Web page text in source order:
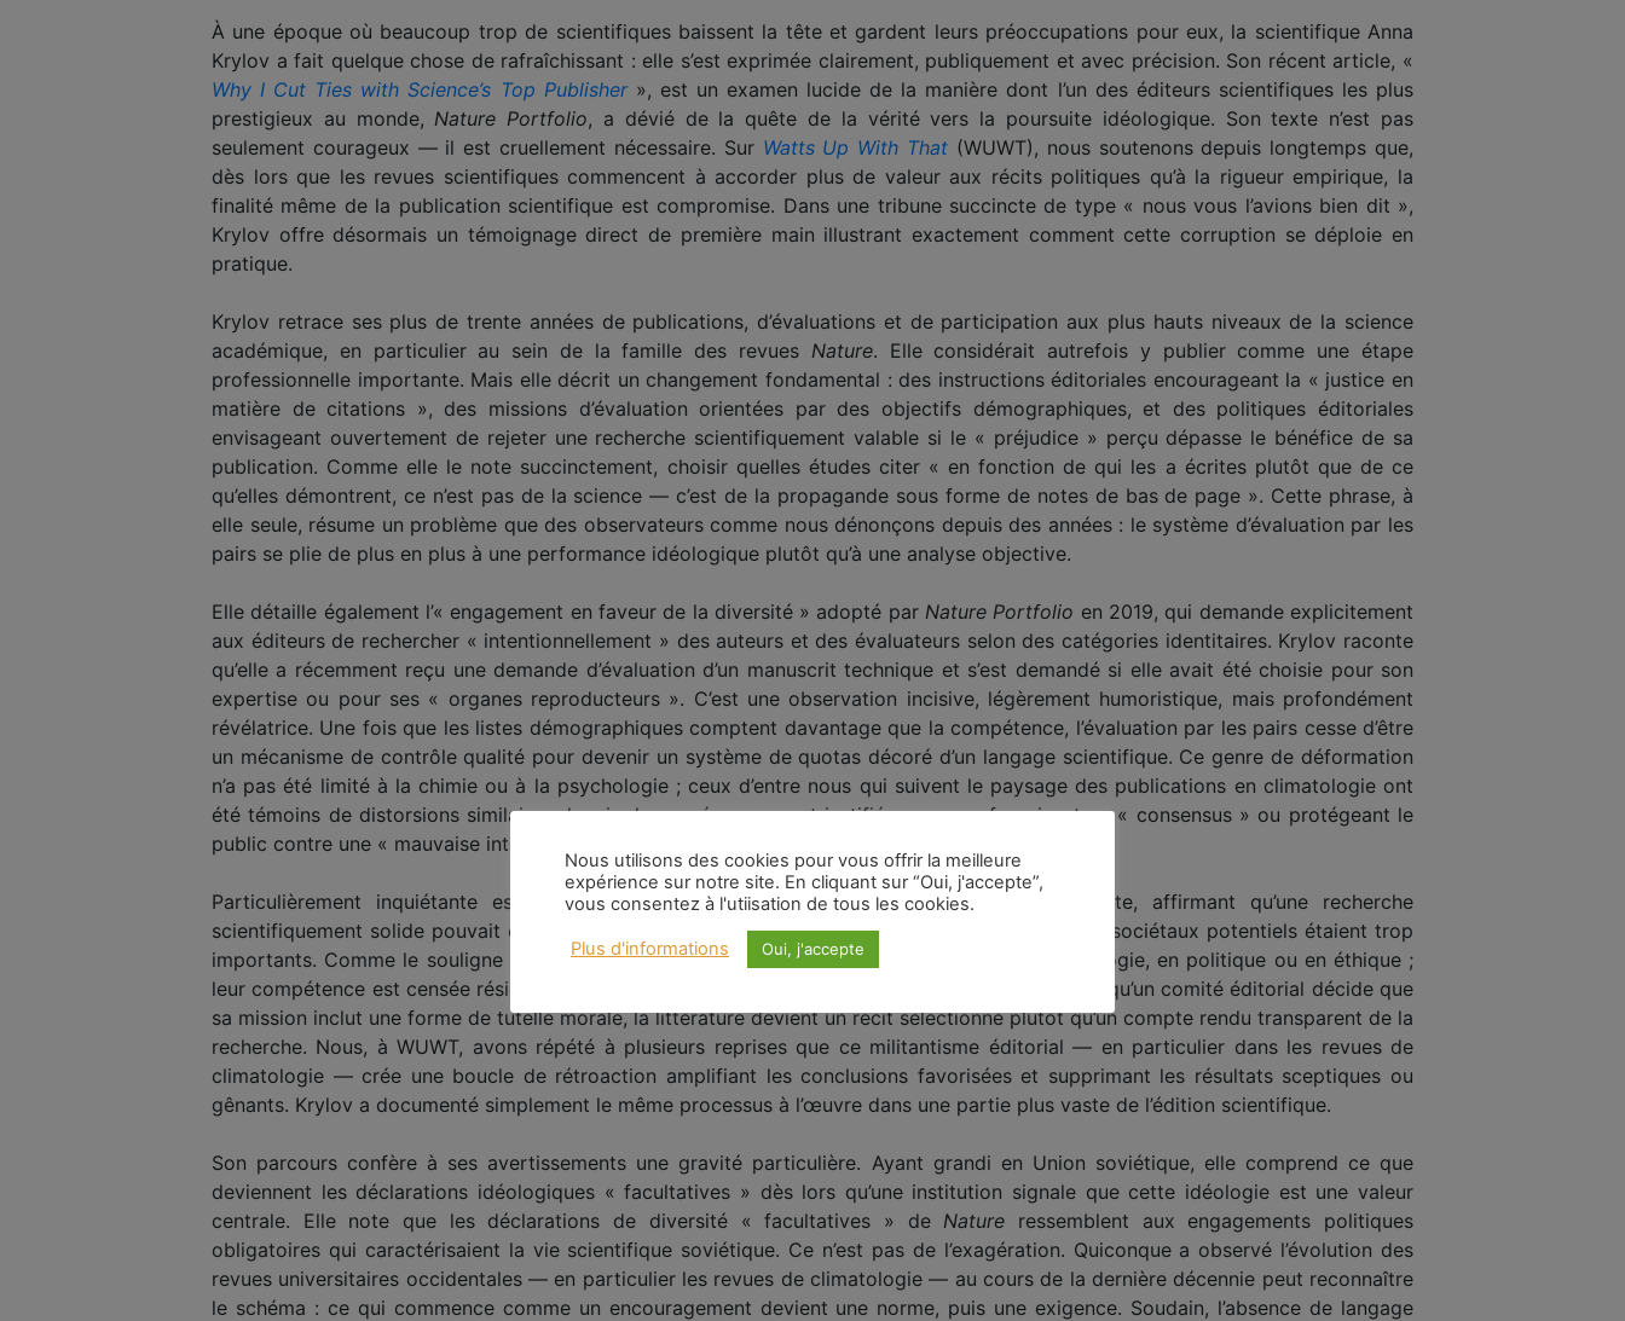
À une époque où beaucoup trop de scientifiques baissent la tête et gardent leurs préoccupations pour eux, la scientifique Anna
Krylov a fait quelque chose de rafraîchissant : elle s’est exprimée clairement, publiquement et avec précision. Son récent article, «
Why I Cut Ties with Science’s Top Publisher», est un examen lucide de la manière dont l’un des éditeurs scientifiques les plus
prestigieux au monde, Nature Portfolio, a dévié de la quête de la vérité vers la poursuite idéologique. Son texte n’est pas
seulement courageux — il est cruellement nécessaire. Sur Watts Up With That (WUWT), nous soutenons depuis longtemps que,
dès lors que les revues scientifiques commencent à accorder plus de valeur aux récits politiques qu’à la rigueur empirique, la
finalité même de la publication scientifique est compromise. Dans une tribune succincte de type « nous vous l’avions bien dit »,
Krylov offre désormais un témoignage direct de première main illustrant exactement comment cette corruption se déploie en
pratique.
Krylov retrace ses plus de trente années de publications, d’évaluations et de participation aux plus hauts niveaux de la science
académique, en particulier au sein de la famille des revues Nature. Elle considérait autrefois y publier comme une étape
professionnelle importante. Mais elle décrit un changement fondamental : des instructions éditoriales encourageant la « justice en
matière de citations », des missions d’évaluation orientées par des objectifs démographiques, et des politiques éditoriales
envisageant ouvertement de rejeter une recherche scientifiquement valable si le « préjudice » perçu dépasse le bénéfice de sa
publication. Comme elle le note succinctement, choisir quelles études citer « en fonction de qui les a écrites plutôt que de ce
qu’elles démontrent, ce n’est pas de la science — c’est de la propagande sous forme de notes de bas de page ». Cette phrase, à
elle seule, résume un problème que des observateurs comme nous dénonçons depuis des années : le système d’évaluation par les
pairs se plie de plus en plus à une performance idéologique plutôt qu’à une analyse objective.
Elle détaille également l’« engagement en faveur de la diversité » adopté par Nature Portfolio en 2019, qui demande explicitement
aux éditeurs de rechercher « intentionnellement » des auteurs et des évaluateurs selon des catégories identitaires. Krylov raconte
qu’elle a récemment reçu une demande d’évaluation d’un manuscrit technique et s’est demandé si elle avait été choisie pour son
expertise ou pour ses « organes reproducteurs ». C’est une observation incisive, légèrement humoristique, mais profondément
révélatrice. Une fois que les listes démographiques comptent davantage que la compétence, l’évaluation par les pairs cesse d’être
un mécanisme de contrôle qualité pour devenir un système de quotas décoré d’un langage scientifique. Ce genre de déformation
n’a pas été limité à la chimie ou à la psychologie ; ceux d’entre nous qui suivent le paysage des publications en climatologie ont
été témoins de distorsions similaires depuis des années, souvent justifiées comme favorisant un « consensus » ou protégeant le
public contre une « mauvaise interprétation ».
Particulièrement inquiétante est la tribune deNature Human Behaviorde 2022 qu’elle cite, affirmant qu’une recherche
scientifiquement solide pouvait être rejetée si les éditeurs considéraient que ses « dommages » sociétaux potentiels étaient trop
importants. Comme le souligne Krylov, les éditeurs n’ont aucune expertise particulière en sociologie, en politique ou en éthique ;
leur compétence est censée résider dans l’évaluation de la qualité de la recherche. Pourtant, dès qu’un comité éditorial décide que
sa mission inclut une forme de tutelle morale, la littérature devient un récit sélectionné plutôt qu’un compte rendu transparent de la
recherche. Nous, à WUWT, avons répété à plusieurs reprises que ce militantisme éditorial — en particulier dans les revues de
climatologie — crée une boucle de rétroaction amplifiant les conclusions favorisées et supprimant les résultats sceptiques ou
gênants. Krylov a documenté simplement le même processus à l’œuvre dans une partie plus vaste de l’édition scientifique.
Son parcours confère à ses avertissements une gravité particulière. Ayant grandi en Union soviétique, elle comprend ce que
deviennent les déclarations idéologiques « facultatives » dès lors qu’une institution signale que cette idéologie est une valeur
centrale. Elle note que les déclarations de diversité « facultatives » de Nature ressemblent aux engagements politiques
obligatoires qui caractérisaient la vie scientifique soviétique. Ce n’est pas de l’exagération. Quiconque a observé l’évolution des
revues universitaires occidentales — en particulier les revues de climatologie — au cours de la dernière décennie peut reconnaître
le schéma : ce qui commence comme un encouragement devient une norme, puis une exigence. Soudain, l’absence de langage
Nous utilisons des cookies pour vous offrir la meilleure
expérience sur notre site. En cliquant sur “Oui, j'accepte”,
vous consentez à l'utiisation de tous les cookies.
Plus d'informations Oui, j'accepte